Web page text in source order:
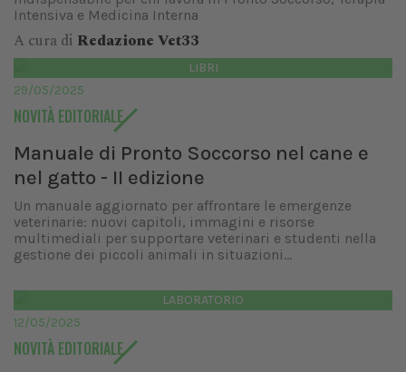
Intensiva e Medicina Interna
A cura di Redazione Vet33
LIBRI
29/05/2025
NOVITÀ EDITORIALE
Manuale di Pronto Soccorso nel cane e
nel gatto - II edizione
Un manuale aggiornato per affrontare le emergenze
veterinarie: nuovi capitoli, immagini e risorse
multimediali per supportare veterinari e studenti nella
gestione dei piccoli animali in situazioni...
LABORATORIO
12/05/2025
NOVITÀ EDITORIALE